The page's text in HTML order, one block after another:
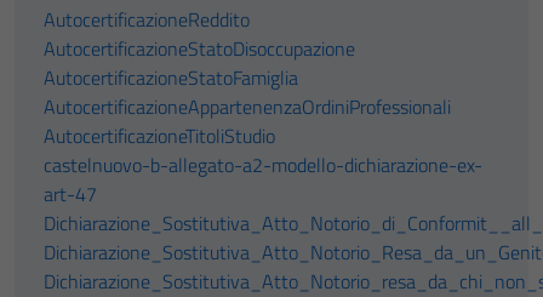
AutocertificazioneReddito
AutocertificazioneStatoDisoccupazione
AutocertificazioneStatoFamiglia
AutocertificazioneAppartenenzaOrdiniProfessionali
AutocertificazioneTitoliStudio
castelnuovo-b-allegato-a2-modello-dichiarazione-ex-
art-47